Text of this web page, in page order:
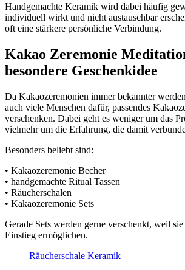
Handgemachte Keramik wird dabei häufig
individuell wirkt und nicht austauschbar
oft eine stärkere persönliche Verbindung.
Kakao Zeremonie
besondere Geschenkidee
Da Kakaozeremonien immer bekannter
auch viele Menschen dafür, passendes
verschenken. Dabei geht es weniger um das
vielmehr um die Erfahrung, die damit
Besonders beliebt sind:
• Kakaozeremonie Becher
• handgemachte Ritual Tassen
• Räucherschalen
• Kakaozeremonie Sets
Gerade Sets werden gerne verschenkt, weil
Einstieg ermöglichen.
Räucherschale Keramik